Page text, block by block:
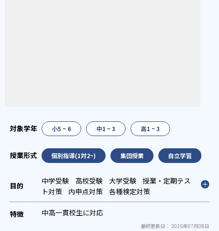
小5 ~ 6 中1 ~ 3 高1 ~ 3
個別指導(1対2~) 集団授業 自立学習
中学受験 高校受験 大学受験
授業・定期テス
ト対策
内申点対策 各種検定対策
中高一貫校生に対応
最終更新日： 2026年07月08日